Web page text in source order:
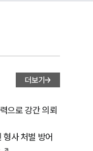
더보기
으로 강간 의뢰
사 처벌 방어